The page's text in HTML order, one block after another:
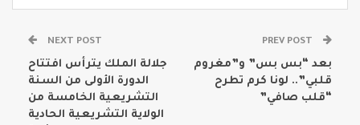
بعد “بس بس” و”مغروم
قلبي”.. لونا كرم تطرح
“قلب صافي”
NEXT POST
جلالة الملك يترأس افتتاح
الدورة الأولى من السنة
التشريعية الخامسة من
الولاية التشريعية الحادية